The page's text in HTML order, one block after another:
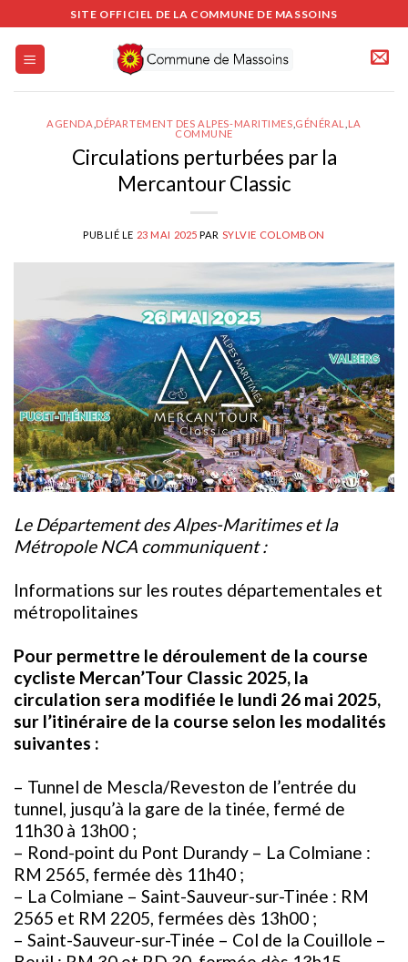
au
contenu
SITE OFFICIEL DE LA COMMUNE DE MASSOINS
AGENDA DÉPARTEMENT DES ALPES-MARITIMES GÉNÉRAL
LA
COMMUNE
Circulations perturbées par la
Mercantour Classic
PUBLIÉ LE 23 MAI 2025 PAR SYLVIE COLOMBON
Le Département des Alpes-Maritimes et la
Métropole NCA communiquent :
Informations sur les routes départementales et
métropolitaines
Pour permettre le déroulement de la course
cycliste Mercan’Tour Classic 2025, la
circulation sera modifiée le lundi 26 mai 2025,
sur l’itinéraire de la course selon les modalités
suivantes :
– Tunnel de Mescla/Reveston de l’entrée du
tunnel, jusqu’à la gare de la tinée, fermé de
11h30 à 13h00 ;
– Rond-point du Pont Durandy – La Colmiane :
RM 2565, fermée dès 11h40 ;
– La Colmiane – Saint-Sauveur-sur-Tinée : RM
2565 et RM 2205, fermées dès 13h00 ;
– Saint-Sauveur-sur-Tinée – Col de la Couillole –